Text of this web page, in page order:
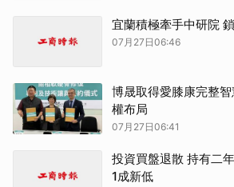
宜蘭積極牽手中研院
07月27日06:46
博晟取得愛膝康完整
權布局
07月27日06:41
投資買盤退散 持有二
1成新低